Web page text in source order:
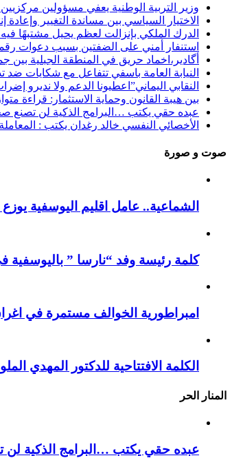
وزير التربية الوطنية يعفي مسؤولين مركزيين
الاختيار السياسي بين مساندة التغيير وإعادة
الدرك الملكي بإنزالت لعظم يحيل مشتبهًا
استنفار أمني على الضفتين بسبب دعوات رقمية
أگادير،اخماد حريق في المنطقة الجبلية بين
النيابة العامة باسفي تتفاعل مع شكايات
النقابي اليماني”اعطيونا الدعم ولا نديرو
بين هيبة القانون وحماية الاستثمار: قراءة
عبده حقي يكتب …البرامج الذكية لن تصنع
الأخصائي النفسي خالد رغدان يكتب :
صوت و صورة
الشماعية.. عامل اقليم اليوسفية
كلمة رئيسة وفد “نارسا ” باليوسفية
امبراطورية الخوالف مستمرة في
الكلمة الافتتاحية للدكتور المهدي
المنار الحر
عبده حقي يكتب …البرامج الذكية لن